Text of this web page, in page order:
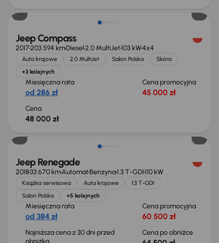
Jeep Compass
2017203 594 kmDiesel2.0 MultiJet103 kW4x4
Auta krajowe 2.0 MultiJet Salon Polska
Skóra
+3 kolejnych
Miesięczna rata
od 286 zł
Cena promocyjna
45 000 zł
Cena
48 000 zł
Taniej o 500 zł
Jeep Renegade
201833 670 kmAutomatBenzyna1.3 T-GDI110 kW
Książka serwisowa Auta krajowe
1.3 T-GDI
Salon Polska
+5 kolejnych
Miesięczna rata
od 384 zł
Cena promocyjna
60 500 zł
Najniższa cena z 30 dni przed
obniżką
Cena po obniżce